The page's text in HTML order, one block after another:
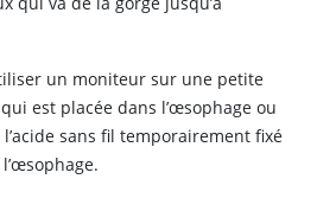
un moniteur sur une petite
est placée dans l’œsophage ou
sans fil temporairement fixé